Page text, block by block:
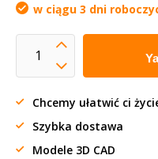
w ciągu 3 dni
Chcemy ułatwić ci
Szybka dostawa
Modele 3D CAD